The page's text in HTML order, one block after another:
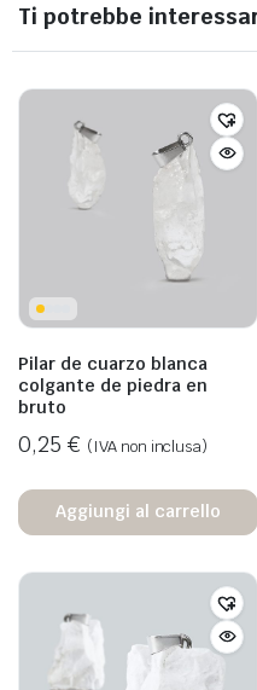
Ti potrebbe
Pilar de cuarzo blanca
colgante de piedra en
bruto
0,25 € (IVA non inclusa)
Aggiungi al carrello